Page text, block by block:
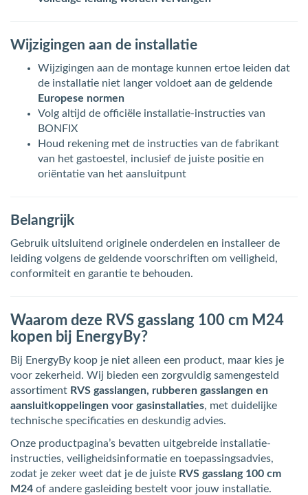
Wijzigingen aan de installatie
Wijzigingen aan de montage kunnen ertoe leiden dat
de installatie niet langer voldoet aan de geldende
Europese normen
Volg altijd de officiële installatie-instructies van
BONFIX
Houd rekening met de instructies van de fabrikant
van het gastoestel, inclusief de juiste positie en
oriëntatie van het aansluitpunt
Belangrijk
Gebruik uitsluitend originele onderdelen en installeer de
leiding volgens de geldende voorschriften om veiligheid,
conformiteit en garantie te behouden.
Waarom deze RVS gasslang 100 cm M24
kopen bij EnergyBy?
Bij EnergyBy koop je niet alleen een product, maar kies je
voor zekerheid. Wij bieden een zorgvuldig samengesteld
assortiment RVS gasslangen, rubberen gasslangen en
aansluitkoppelingen voor gasinstallaties, met duidelijke
technische specificaties en deskundig advies.
Onze productpagina’s bevatten uitgebreide installatie-
instructies, veiligheidsinformatie en toepassingsadvies,
zodat je zeker weet dat je de juiste RVS gasslang 100 cm
M24 of andere gasleiding bestelt voor jouw installatie.